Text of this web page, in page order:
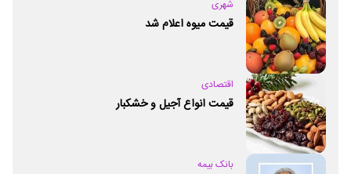
شهری
قیمت میوه اعلام شد
اقتصادی
قیمت انواع آجیل و خشکبار
بانک بیمه